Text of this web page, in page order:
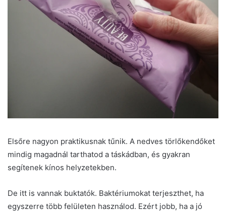
Elsőre nagyon praktikusnak tűnik. A nedves törlőkendőket
mindig magadnál tarthatod a táskádban, és gyakran
segítenek kínos helyzetekben.
De itt is vannak buktatók. Baktériumokat terjeszthet, ha
egyszerre több felületen használod. Ezért jobb, ha a jó